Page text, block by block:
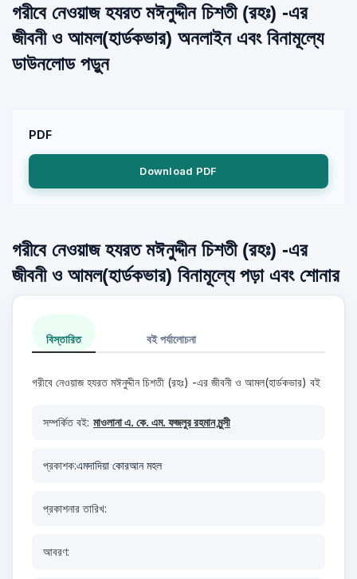
গরীবে নেওয়াজ হযরত মঈনুদ্দীন চিশতী (রহঃ) -এর
জীবনী ও আমল(হার্ডকভার) অনলাইন এবং বিনামূল্যে
ডাউনলোড পড়ুন
PDF
Download PDF
গরীবে নেওয়াজ হযরত মঈনুদ্দীন চিশতী (রহঃ) -এর
জীবনী ও আমল(হার্ডকভার) বিনামূল্যে পড়া এবং শোনার
বিস্তারিত বই পর্যালোচনা
গরীবে নেওয়াজ হযরত মঈনুদ্দীন চিশতী (রহঃ) -এর জীবনী ও আমল(হার্ডকভার) বই
সম্পর্কিত বই: মাওলানা এ. কে. এম. ফজলুর রহমান মুন্সী
প্রকাশক:এমদাদিয়া কোরআন মহল
প্রকাশনার তারিখ:
আবরণ: